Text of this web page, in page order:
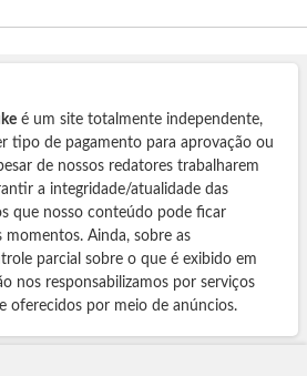
é um site totalmente independente,
tipo de pagamento para aprovação ou
de nossos redatores trabalharem
a integridade/atualidade das
que nosso conteúdo pode ficar
momentos. Ainda, sobre as
parcial sobre o que é exibido em
nos responsabilizamos por serviços
oferecidos por meio de anúncios.